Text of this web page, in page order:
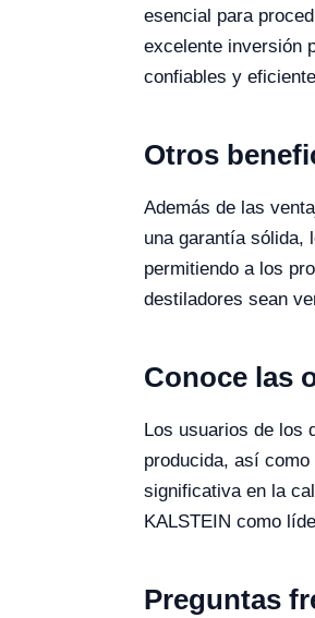
esencial para
excelente inversión
confiables y
Otros
Además de las
una garantía sólida,
permitiendo a los
destiladores sean
Conoce las
Los usuarios de los
producida, así
significativa en la
KALSTEIN como
Preguntas